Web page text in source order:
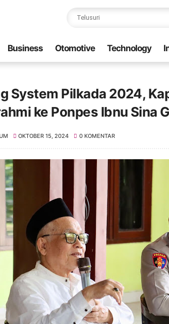
Business Otomotive Technology
System Pilkada 2024,
ke Ponpes Ibnu Sina
OKTOBER 15, 2024 0 KOMENTAR